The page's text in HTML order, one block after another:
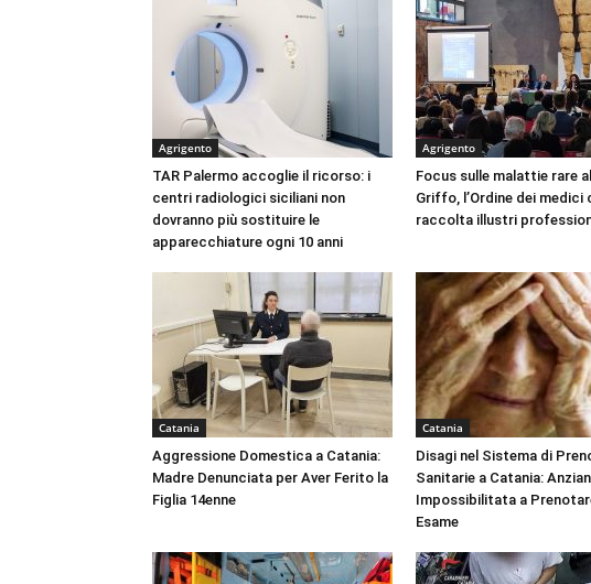
Agrigento
TAR Palermo accoglie il ricorso: i
centri radiologici siciliani non
dovranno più sostituire le
apparecchiature ogni 10 anni
Agrigento
Focus sulle malattie rare
Griffo, l’Ordine dei medici
raccolta illustri
Catania
Aggressione Domestica a Catania:
Madre Denunciata per Aver Ferito la
Figlia 14enne
Catania
Disagi nel Sistema di
Sanitarie a Catania:
Impossibilitata a
Esame